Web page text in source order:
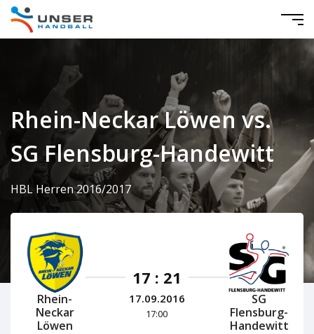
Rhein-Neckar Löwen vs.
SG Flensburg-Handewitt
HBL Herren 2016/2017
Rhein-
Neckar
Löwen
17 : 21
17.09.2016
17:00
SG
Flensburg-
Handewitt